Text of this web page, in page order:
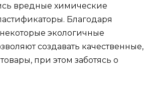
вредные химические
Благодаря
экологичные
создавать качественные,
при этом заботясь о